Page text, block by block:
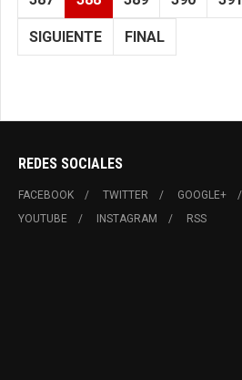
SIGUIENTE FINAL
REDES SOCIALES
FACEBOOK TWITTER GOOGLE+
YOUTUBE
INSTAGRAM RSS